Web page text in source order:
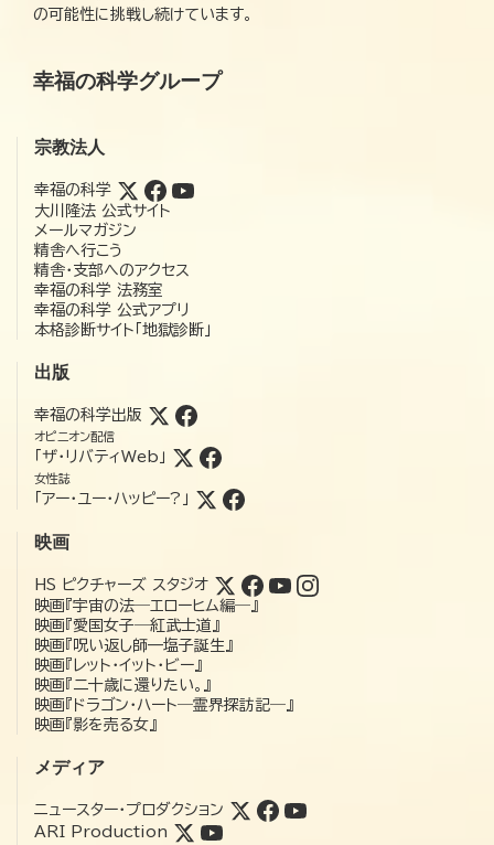
の可能性に挑戦し続けています。
幸福の科学グループ
宗教法人
幸福の科学
大川隆法 公式サイト
メールマガジン
精舎へ行こう
精舎・支部へのアクセス
幸福の科学 法務室
幸福の科学 公式アプリ
本格診断サイト「地獄診断」
出版
幸福の科学出版
オピニオン配信
「ザ・リバティWeb」
女性誌
「アー・ユー・ハッピー?」
映画
HS ピクチャーズ スタジオ
映画『宇宙の法―エローヒム編―』
映画『愛国女子―紅武士道』
映画『呪い返し師—塩子誕生』
映画『レット・イット・ビー』
映画『二十歳に還りたい。』
映画『ドラゴン・ハート―霊界探訪記―』
映画『影を売る女』
メディア
ニュースター・プロダクション
ARI Production